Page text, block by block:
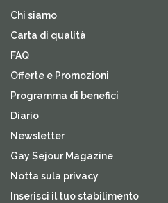
Chi siamo
Carta di qualità
FAQ
Offerte e Promozioni
Programma di benefici
Diario
Newsletter
Gay Sejour Magazine
Notta sula privacy
Inserisci il tuo stabilimento